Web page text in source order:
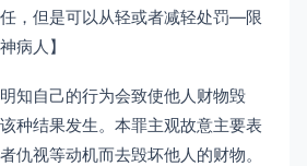
，但是可以从轻或者减轻处罚—限
病人】
知自己的行为会致使他人财物毁
种结果发生。本罪主观故意主要表
仇视等动机而去毁坏他人的财物。